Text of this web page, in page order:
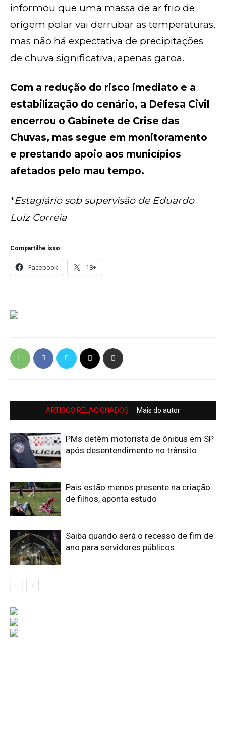
informou que uma massa de ar frio de
origem polar vai derrubar as temperaturas,
mas não há expectativa de precipitações
de chuva significativa, apenas garoa.
Com a redução do risco imediato e a
estabilização do cenário, a Defesa Civil
encerrou o Gabinete de Crise das
Chuvas, mas segue em monitoramento
e prestando apoio aos municípios
afetados pelo mau tempo.
*Estagiário sob supervisão de Eduardo
Luiz Correia
Compartilhe isso:
Facebook 18+
ARTIGOS RELACIONADOS Mais do autor
PMs detêm motorista de ônibus em SP
após desentendimento no trânsito
Pais estão menos presente na criação
de filhos, aponta estudo
Saiba quando será o recesso de fim de
ano para servidores públicos